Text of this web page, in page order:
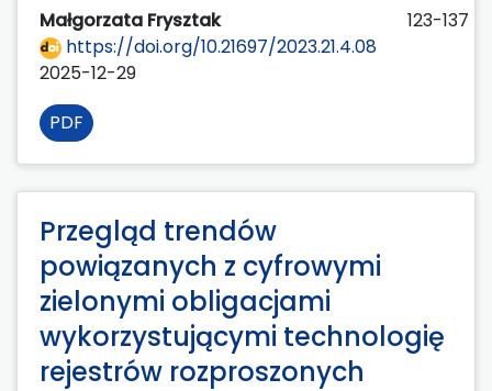
Małgorzata Frysztak
123-137
https://doi.org/10.21697/2023.21.4.08
2025-12-29
PDF
Przegląd trendów
powiązanych z cyfrowymi
zielonymi obligacjami
wykorzystującymi technologię
rejestrów rozproszonych